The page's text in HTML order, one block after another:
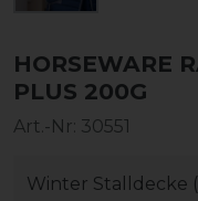
HORSEWARE
PLUS 200G
Art.-Nr: 30551
Winter Stalldecke